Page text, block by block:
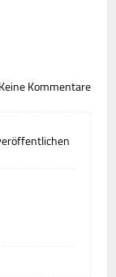
Keine Kommentare